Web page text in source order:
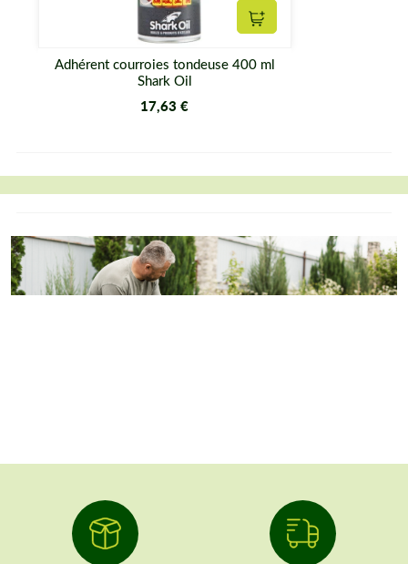
Ajouter au panier
Adhérent courroies tondeuse 400 ml
Shark Oil
17,63 €